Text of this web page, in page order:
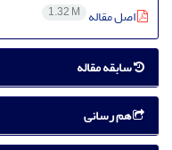
اصل مقاله 1.32 M
سابقه مقاله
هم رسانی